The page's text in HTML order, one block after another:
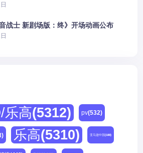
音战士 新剧场版：终》开场动画公布
乐高(5312) pv(532)
乐高(5310) 亚马逊中国(188)